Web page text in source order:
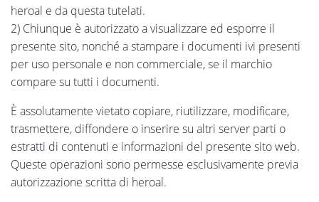
heroal e da questa tutelati.
2) Chiunque è autorizzato a visualizzare ed esporre il
presente sito, nonché a stampare i documenti ivi presenti
per uso personale e non commerciale, se il marchio
compare su tutti i documenti.
È assolutamente vietato copiare, riutilizzare, modificare,
trasmettere, diffondere o inserire su altri server parti o
estratti di contenuti e informazioni del presente sito web.
Queste operazioni sono permesse esclusivamente previa
autorizzazione scritta di heroal.